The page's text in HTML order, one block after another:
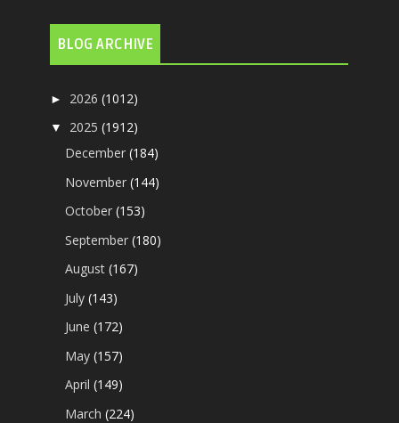
BLOG ARCHIVE
► 2026(1012)
▼ 2025(1912)
December(184)
November(144)
October(153)
September(180)
August(167)
July(143)
June(172)
May(157)
April(149)
March(224)